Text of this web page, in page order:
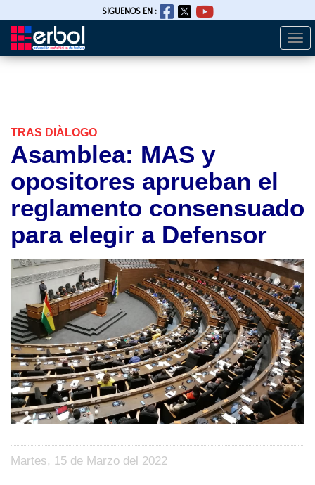
Pasar
SIGUENOS EN :
TRAS DIÀLOGO
Asamblea: MAS y
opositores aprueban el
reglamento consensuado
para elegir a Defensor
Martes, 15 de Marzo del 2022